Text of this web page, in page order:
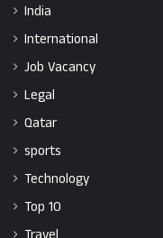
India
International
Job Vacancy
Legal
Qatar
sports
Technology
Top 10